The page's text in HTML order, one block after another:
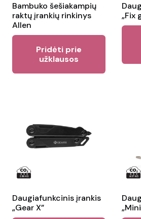
Bambuko šešiakampių
raktų įrankių rinkinys
Allen
Pridėti prie
užklausos
„Fix
Daugiafunkcinis įrankis
„Gear X”